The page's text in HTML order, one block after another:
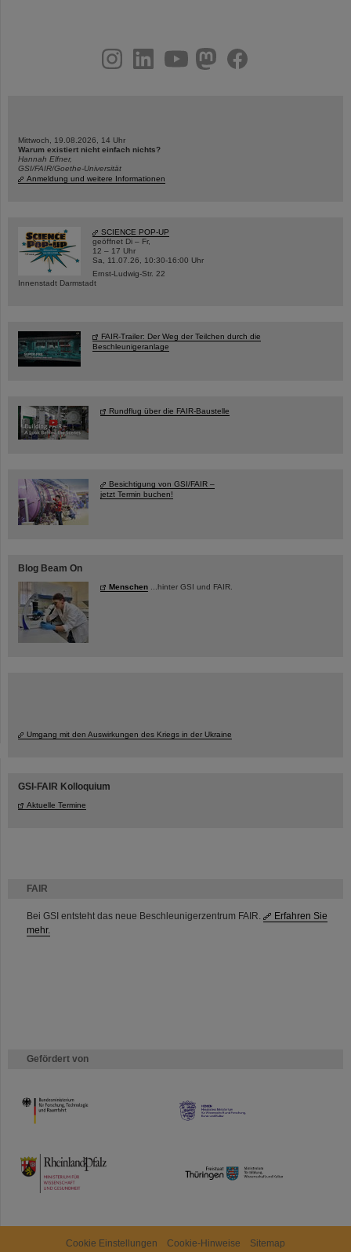
FAIR
Bei GSI entsteht das neue Beschleunigerzentrum FAIR.
Erfahren Sie
mehr.
Gefördert von
HMWK
TMWWDG
youtubehelmholtz.socialfacebook
Mittwoch, 19.08.2026, 14 Uhr
Warum existiert nicht einfach nichts?
Hannah Elfner,
GSI/FAIR/Goethe-Universität
Anmeldung und weitere Informationen
SCIENCE POP-UP
geöffnet Di – Fr,
12 – 17 Uhr
Sa, 11.07.26, 10:30-16:00 Uhr
Ernst-Ludwig-Str. 22
Innenstadt Darmstadt
FAIR-Trailer: Der Weg der Teilchen durch die
Beschleunigeranlage
Rundflug über die FAIR-Baustelle
Besichtigung von GSI/FAIR –
jetzt Termin buchen!
Blog Beam On
Menschen ...hinter GSI und FAIR.
Umgang mit den Auswirkungen des Kriegs in der Ukraine
GSI-FAIR Kolloquium
Aktuelle Termine
Cookie Einstellungen Cookie-Hinweise Sitemap